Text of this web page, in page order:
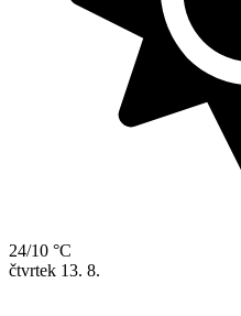
24/10 °C
čtvrtek 13. 8.